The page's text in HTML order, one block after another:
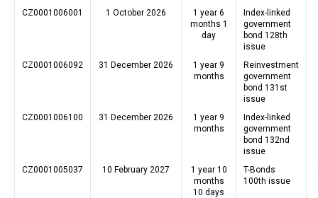
CZ0001006001
1 October 2026
1 year 6
months 1
day
Index-linked
government
bond 128th
issue
CZ0001006092
31 December 2026
1 year 9
months
Reinvestment
government
bond 131st
issue
CZ0001006100
31 December 2026
1 year 9
months
Index-linked
government
bond 132nd
issue
CZ0001005037
10 February 2027
1 year 10
months
10 days
T-Bonds
100th issue